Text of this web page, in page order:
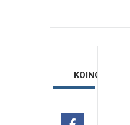
ΚΟΙΝΟΠΟΙΗΣΗ